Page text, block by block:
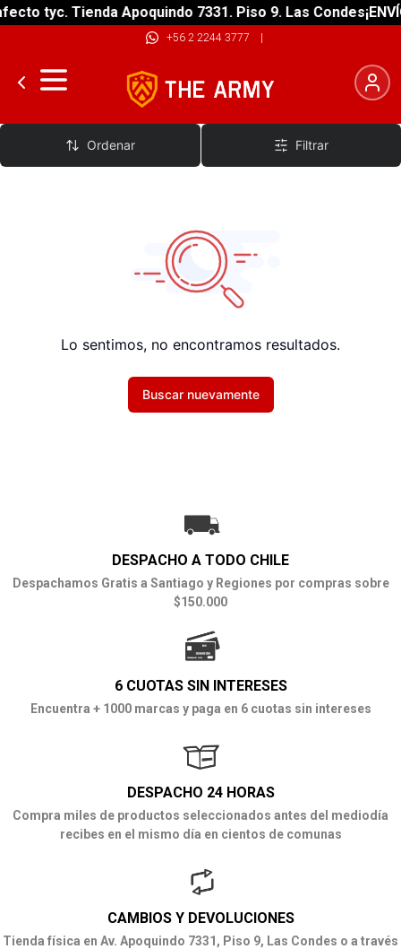
tyc. Tienda Apoquindo 7331. Piso 9. Las Condes
+56 2 2244 3777 |
Mesas
Ordenar Filtrar
Lo sentimos, no encontramos resultados.
Buscar nuevamente
DESPACHO A TODO CHILE
Despachamos Gratis a Santiago y Regiones por compras sobre
$150.000
6 CUOTAS SIN INTERESES
Encuentra + 1000 marcas y paga en 6 cuotas sin intereses
DESPACHO 24 HORAS
Compra miles de productos seleccionados antes del mediodía
recibes en el mismo día en cientos de comunas
CAMBIOS Y DEVOLUCIONES
Tienda física en Av. Apoquindo 7331, Piso 9, Las Condes o a través